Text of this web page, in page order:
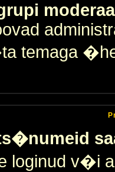
temaga
loginud v�i